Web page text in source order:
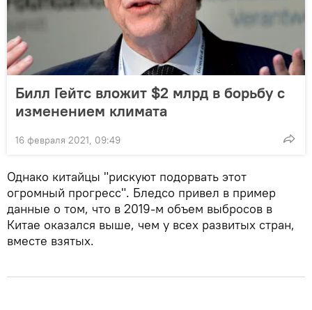
Билл Гейтс вложит $2 млрд в борьбу с
изменением климата
16 февраля 2021, 09:49
Однако китайцы "рискуют подорвать этот
огромный прогресс". Бледсо привел в пример
данные о том, что в 2019-м объем выбросов в
Китае оказался выше, чем у всех развитых стран,
вместе взятых.